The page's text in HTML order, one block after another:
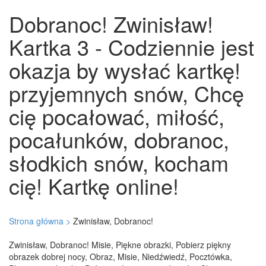
Dobranoc! Zwinisław!
Kartka 3 - Codziennie jest
okazja by wysłać kartkę!
przyjemnych snów, Chcę
cię pocałować, miłość,
pocałunków, dobranoc,
słodkich snów, kocham
cię! Kartkę online!
Strona główna > Zwinisław, Dobranoc!
Zwinisław, Dobranoc! Misie, Piękne obrazki, Pobierz piękny
obrazek dobrej nocy, Obraz, Misie, Niedźwiedź, Pocztówka,